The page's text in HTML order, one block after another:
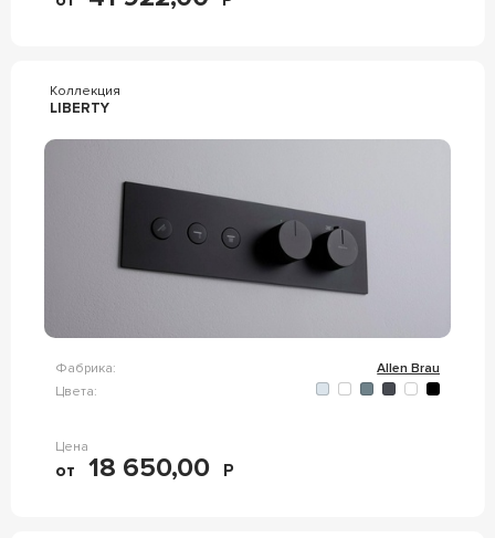
Коллекция
LIBERTY
Фабрика:
Allen Brau
Цвета:
Цена
от 18 650,00 Р